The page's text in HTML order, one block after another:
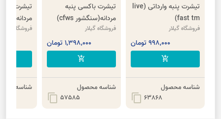
تیشرت پنبه وارداتی (live
fast tm)
فروشگاه گیلار
998,000 تومان
add_shopping_cart
شناسه محصول
63868
content_copy
تیشرت باکسی پنبه
مردانه(سنگشور cfws)
فروشگاه گیلار
1,398,000 تومان
add_shopping_cart
شناسه محصول
57585
content_copy
تیشرت
مردانه
فروشگاه گیلار
شناسه